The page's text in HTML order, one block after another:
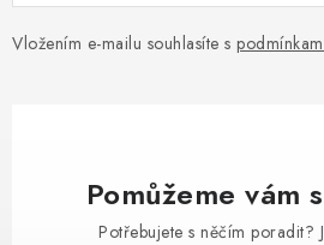
Vložením e-mailu souhlasíte s
Pomůžeme vám
Potřebujete s něčím poradit?